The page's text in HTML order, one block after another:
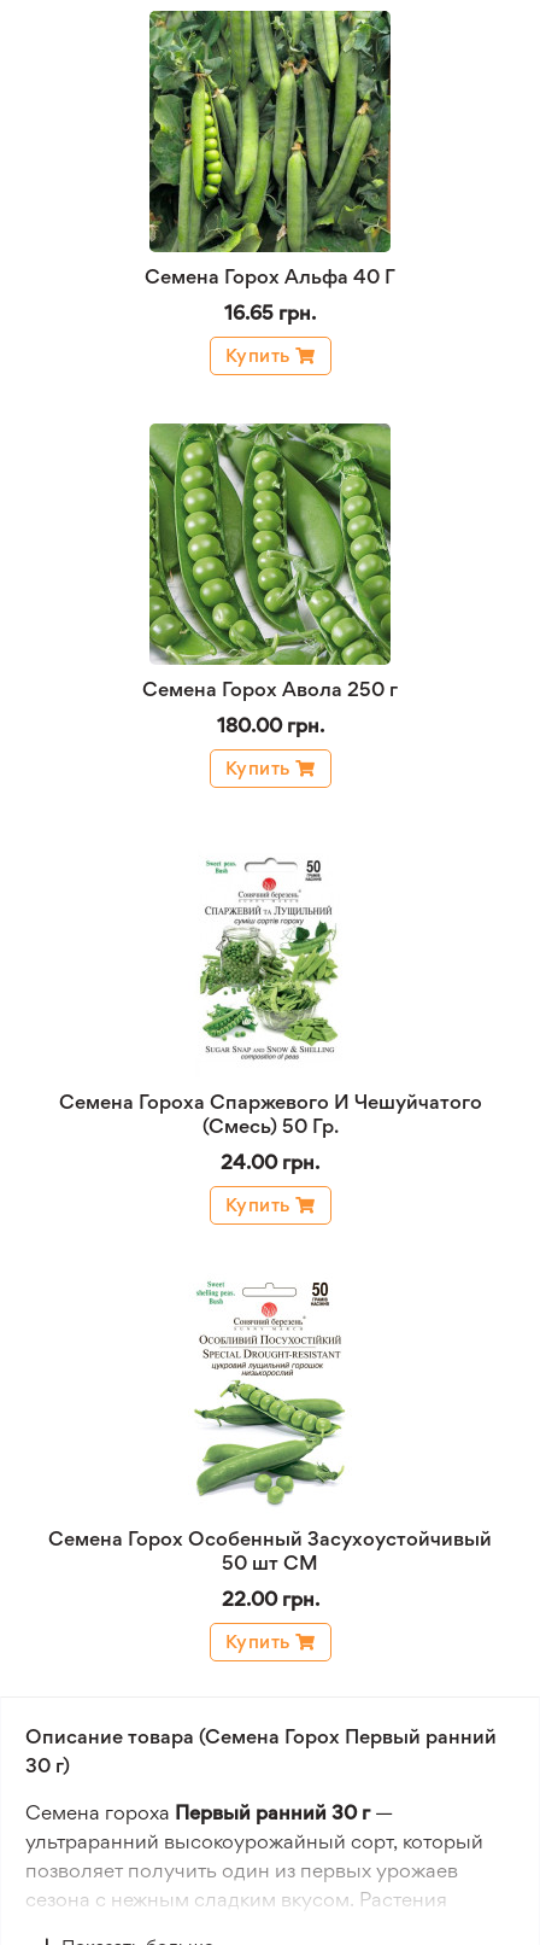
Семена Горох Альфа 40 Г
16.65 грн.
Купить
Семена Горох Авола 250 г
180.00 грн.
Купить
Семена Гороха Спаржевого И Чешуйчатого
(Смесь) 50 Гр.
24.00 грн.
Купить
Семена Горох Особенный Засухоустойчивый
50 шт СМ
22.00 грн.
Купить
Описание товара (Семена Горох Первый ранний
30 г)
Семена гороха Первый ранний 30 г—
ультраранний высокоурожайный сорт, который
позволяет получить один из первых урожаев
сезона с нежным сладким вкусом. Растения